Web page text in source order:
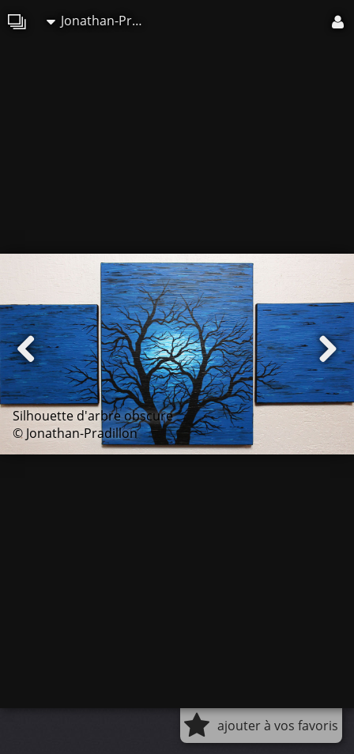
Jonathan-Pradillon
Silhouette d'arbre obscure
© Jonathan-Pradillon
ajouter à vos favoris